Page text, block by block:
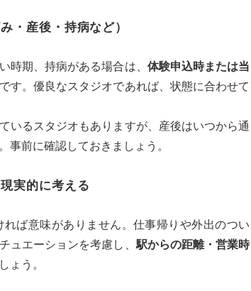
・産後・持病など）
時期、持病がある場合は、 体験申込時または当
す。優良なスタジオであれば、状態に合わせて
いるスタジオもありますが、産後はいつから通
事前に確認しておきましょう。
実的に考える
ば意味がありません。仕事帰りや外出のつい
ュエーションを考慮し、 駅からの距離・営業時
ょう。